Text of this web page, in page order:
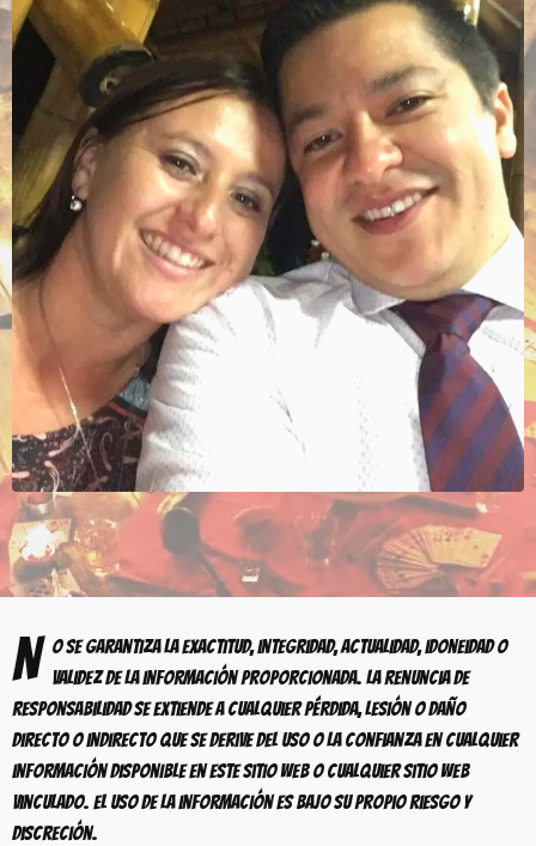
N
o se garantiza la exactitud, integridad, actualidad, idoneidad o
validez de la información proporcionada. La renuncia de
responsabilidad se extiende a cualquier pérdida, lesión o daño
directo o indirecto que se derive del uso o la confianza en cualquier
información disponible en este sitio web o cualquier sitio web
vinculado. El uso de la información es bajo su propio riesgo y
discreción.